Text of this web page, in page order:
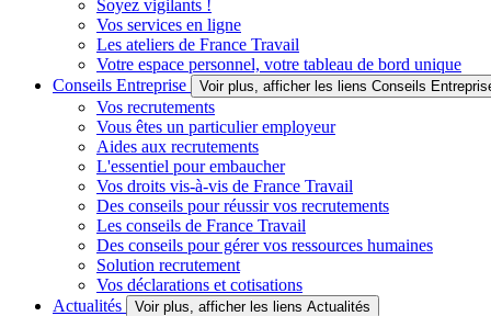
Soyez vigilants !
Vos services en ligne
Les ateliers de France Travail
Votre espace personnel, votre tableau de bord unique
Conseils Entreprise
Voir plus, afficher les liens Conseils
Vos recrutements
Vous êtes un particulier employeur
Aides aux recrutements
L'essentiel pour embaucher
Vos droits vis-à-vis de France Travail
Des conseils pour réussir vos recrutements
Les conseils de France Travail
Des conseils pour gérer vos ressources humaines
Solution recrutement
Vos déclarations et cotisations
Actualités
Voir plus, afficher les liens Actualités